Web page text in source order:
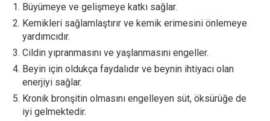
Büyümeye ve gelişmeye katkı sağlar.
Kemikleri sağlamlaştırır ve kemik erimesini önlemeye
yardımcıdır.
Cildin yıpranmasını ve yaşlanmasını engeller.
Beyin için oldukça faydalıdır ve beynin ihtiyacı olan
enerjiyi sağlar.
Kronik bronşitin olmasını engelleyen süt, öksürüğe de
iyi gelmektedir.